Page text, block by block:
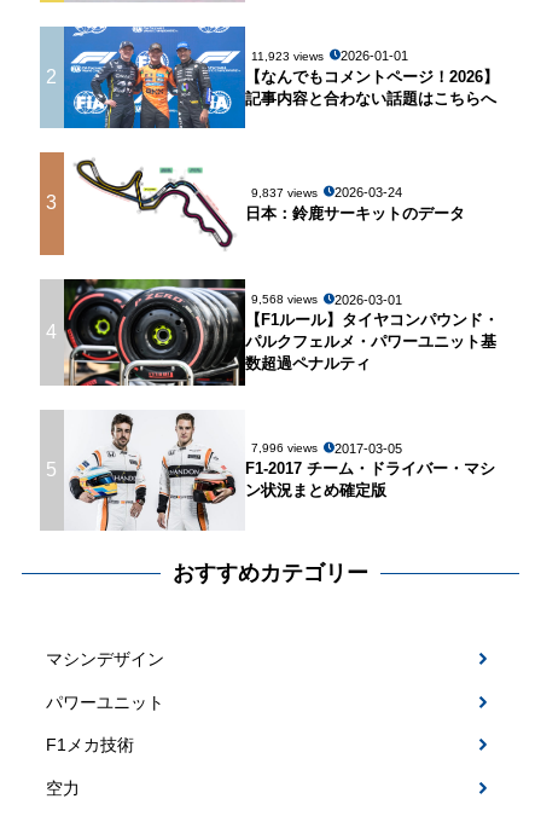
2
11,923 views 2026-01-01
【なんでもコメントページ！2026】
記事内容と合わない話題はこちらへ
3 9,837 views 2026-03-24
日本：鈴鹿サーキットのデータ
4
9,568 views 2026-03-01
【F1ルール】タイヤコンパウンド・
パルクフェルメ・パワーユニット基
数超過ペナルティ
5
7,996 views 2017-03-05
F1-2017 チーム・ドライバー・マシ
ン状況まとめ確定版
おすすめカテゴリー
マシンデザイン
パワーユニット
F1メカ技術
空力